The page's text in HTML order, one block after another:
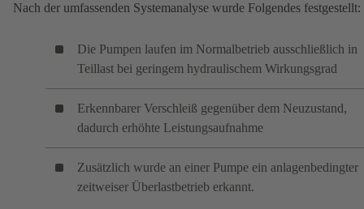
Nach der umfassenden Systemanalyse wurde Folgendes festgestellt:
Die Pumpen laufen im Normalbetrieb ausschließlich in
Teillast bei geringem hydraulischem Wirkungsgrad
Erkennbarer Verschleiß gegenüber dem Neuzustand,
dadurch erhöhte Leistungsaufnahme
Zusätzlich wurde an einer Pumpe ein anlagenbedingter
zeitweiser Überlastbetrieb erkannt.